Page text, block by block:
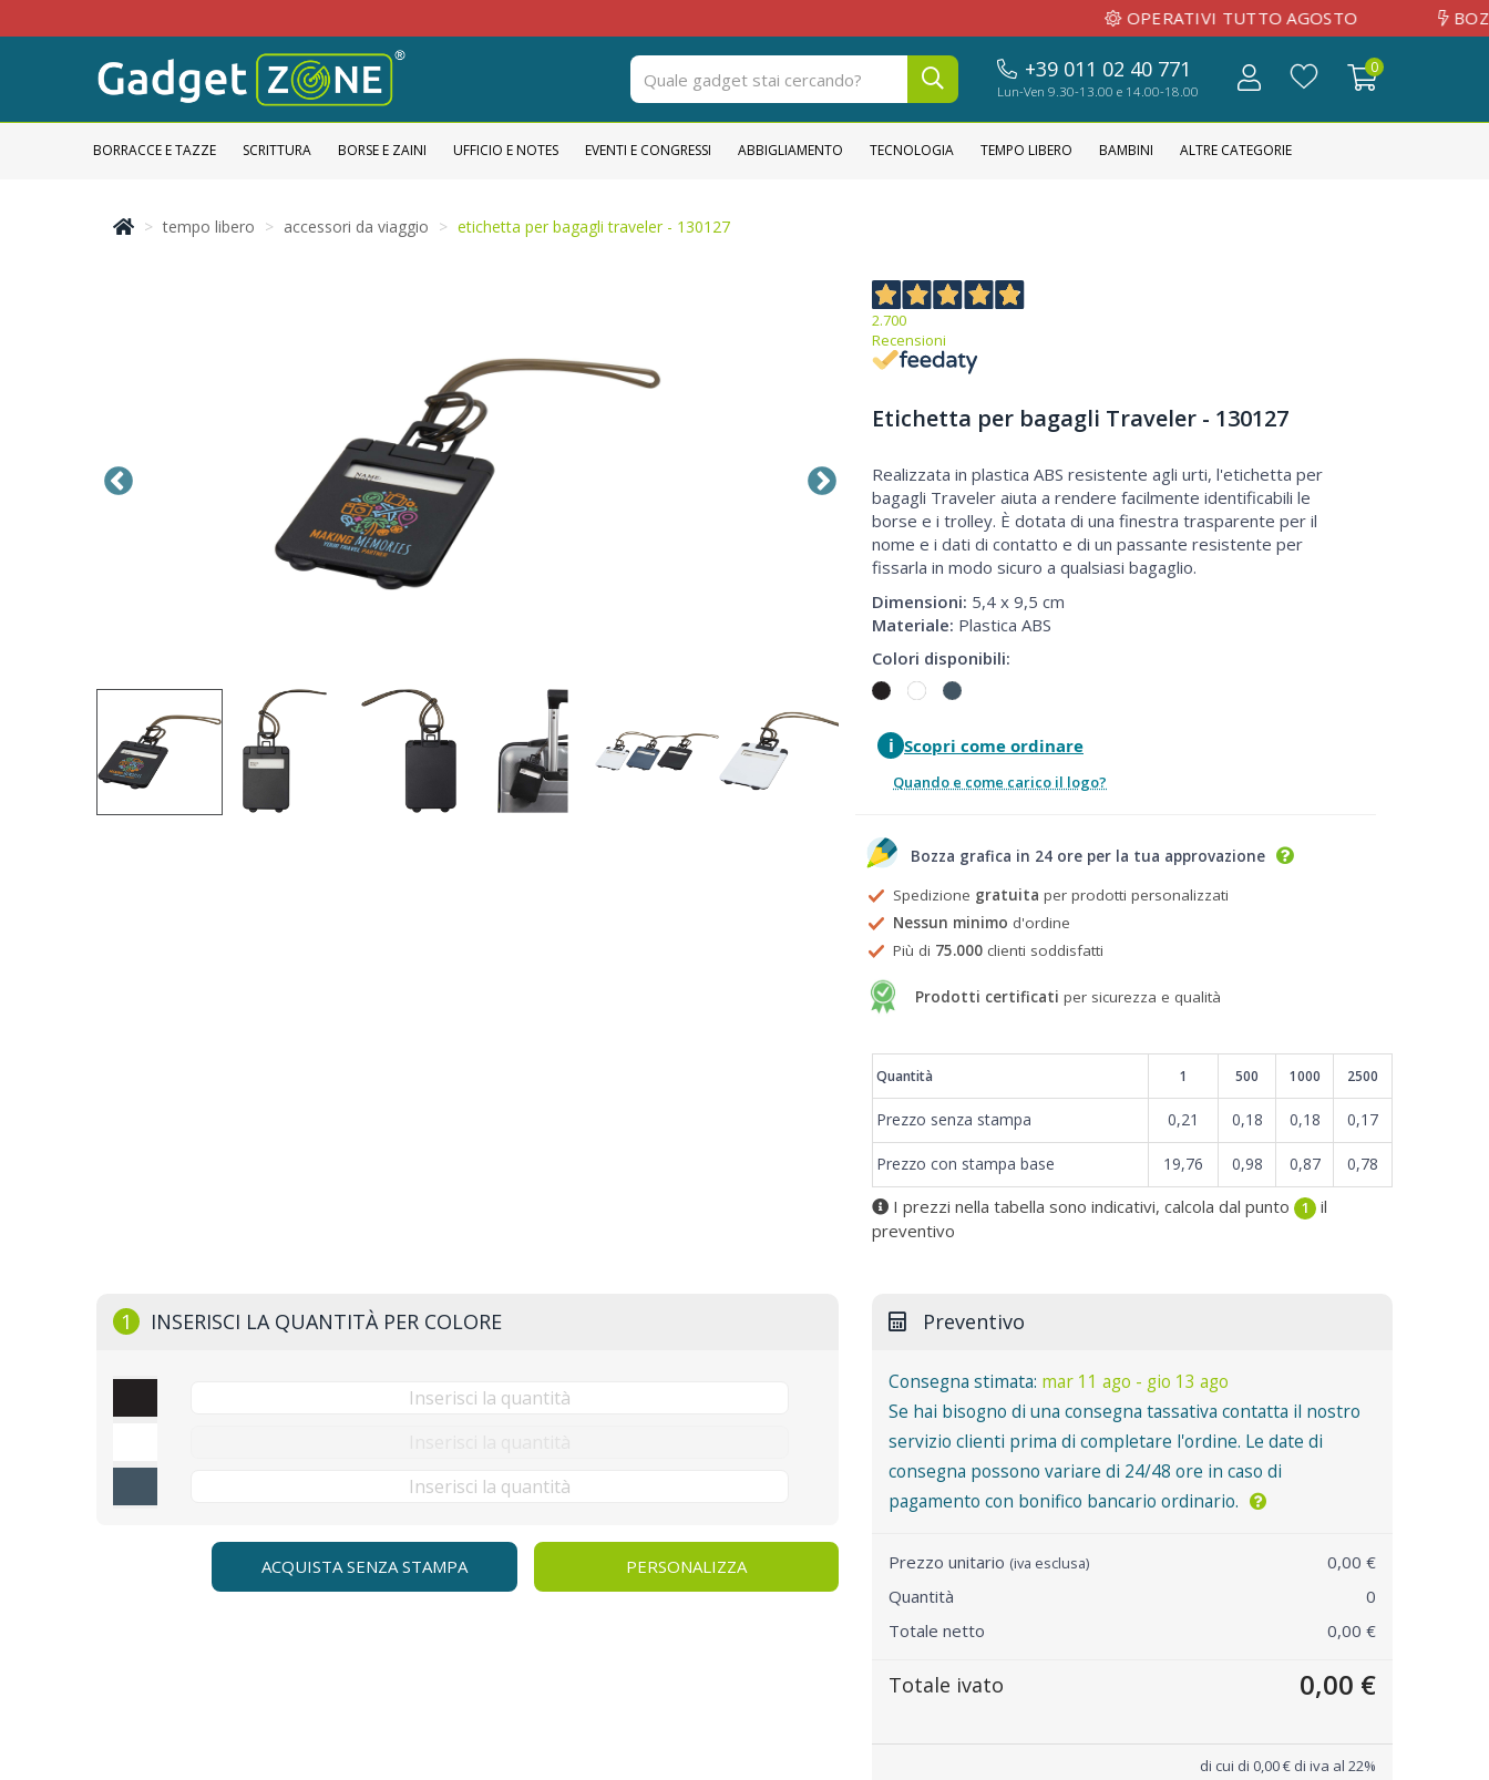
OPERATIVI TUTTO AGOSTO BOZZA
+39 011 02 40 771
Lun-Ven 9.30-13.00 e 14.00-18.00
0
BORRACCE E TAZZE SCRITTURA BORSE E ZAINI UFFICIO E NOTES EVENTI E CONGRESSI ABBIGLIAMENTO TECNOLOGIA TEMPO LIBERO BAMBINI ALTRE CATEGORIE
tempo libero accessori da viaggio etichetta per bagagli traveler - 130127
2.700
Recensioni
Etichetta per bagagli Traveler - 130127
Realizzata in plastica ABS resistente agli urti, l'etichetta per
bagagli Traveler aiuta a rendere facilmente identificabili le
borse e i trolley. È dotata di una finestra trasparente per il
nome e i dati di contatto e di un passante resistente per
fissarla in modo sicuro a qualsiasi bagaglio.
Dimensioni: 5,4 x 9,5 cm
Materiale: Plastica ABS
Colori disponibili:
i Scopri come ordinare
Quando e come carico il logo?
Bozza grafica in 24 ore per la tua approvazione
Spedizione gratuita per prodotti personalizzati
Nessun minimo d'ordine
Più di 75.000 clienti soddisfatti
Prodotti certificati per sicurezza e qualità
Prezzi
Quantità 1 500 1000 2500
Prezzo senza stampa 0,21 0,18 0,18 0,17
Prezzo con stampa base 19,76 0,98 0,87 0,78
I prezzi nella tabella sono indicativi, calcola dal punto 1
il
preventivo
1 INSERISCI LA QUANTITÀ PER COLORE
PERSONALIZZA
ACQUISTA SENZA STAMPA
Preventivo
Consegna stimata: mar 11 ago - gio 13 ago
Se hai bisogno di una consegna tassativa contatta il nostro
servizio clienti prima di completare l'ordine. Le date di
consegna possono variare di 24/48 ore in caso di
pagamento con bonifico bancario ordinario.
Prezzo unitario (iva esclusa)
0,00 €
Quantità
0
Totale netto
0,00 €
Totale ivato 0,00 €
di cui di 0,00 € di iva al 22%